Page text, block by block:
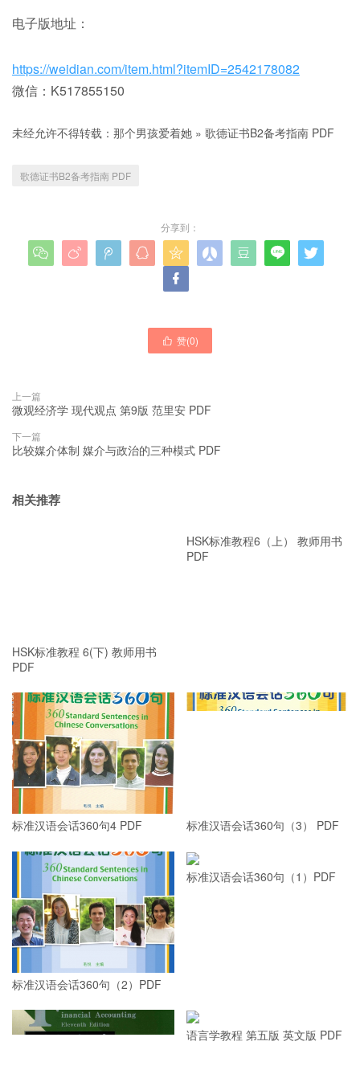
电子版地址：
https://weidian.com/item.html?itemID=2542178082
微信：K517855150
未经允许不得转载： 那个男孩爱着她 » 歌德证书B2备考指南 PDF
歌德证书B2备考指南 PDF
分享到：
       


 赞(0)
上一篇
微观经济学 现代观点 第9版 范里安 PDF
下一篇
比较媒介体制 媒介与政治的三种模式 PDF
相关推荐
HSK标准教程 6(下) 教师用书
PDF
HSK标准教程6（上） 教师用书
PDF
标准汉语会话360句4 PDF 标准汉语会话360句（3） PDF
标准汉语会话360句（2）PDF
标准汉语会话360句（1）PDF
语言学教程 第五版 英文版 PDF